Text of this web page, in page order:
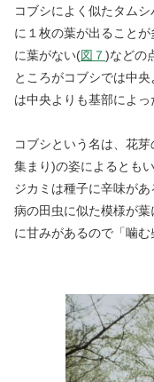
コブシによく似たタム
に１枚の葉が出ることが
に葉がない(図７)などの
ところがコブシでは中
は中央よりも基部によっ
コブシという名は、花
集まり)の姿によるとも
ジカミは種子に辛味が
病の田虫に似た模様が
に甘みがあるので「噛む